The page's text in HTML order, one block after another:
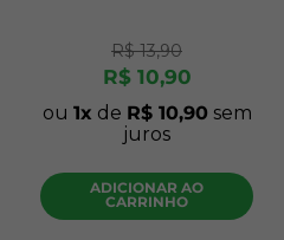
R$ 13,90
R$ 10,90
ou 1 de R$ 10,90 sem
juros
ADICIONAR AO
CARRINHO